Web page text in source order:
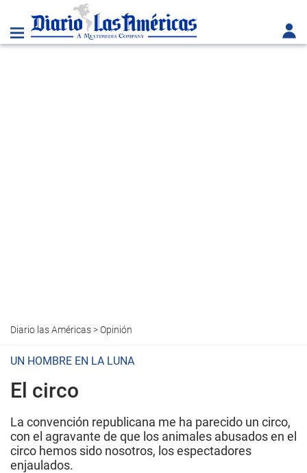
Diario las Américas>Opinión
UN HOMBRE EN LA LUNA
El circo
La convención republicana me ha parecido un circo,
con el agravante de que los animales abusados en el
circo hemos sido nosotros, los espectadores
enjaulados.